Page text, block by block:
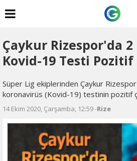
Çaykur Rizespor'da
Kovid-19 Testi Pozitif
Süper Lig ekiplerinden Çaykur
koronavirüs (Kovid-19) testinin pozitif
14 Ekim 2020, Çarşamba, 12:59 -Rize